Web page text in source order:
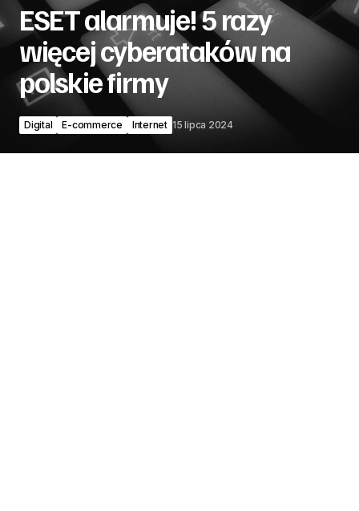
ESET alarmuje! 5 razy
więcej cyberataków na
polskie firmy
Digital E-commerce Internet 15 lipca 2024